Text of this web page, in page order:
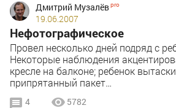
Дмитрий Музалёв
19.06.2007
Нефотографическое
Провел несколько дней подряд с
Некоторые наблюдения
кресле на балконе; ребенок
припрятанный пакет…
4 5782